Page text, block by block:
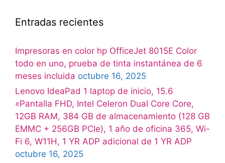
Entradas recientes
Impresoras en color hp OfficeJet 8015E Color
todo en uno, prueba de tinta instantánea de 6
meses incluida octubre 16, 2025
Lenovo IdeaPad 1 laptop de inicio, 15.6
«Pantalla FHD, Intel Celeron Dual Core Core,
12GB RAM, 384 GB de almacenamiento (128 GB
EMMC + 256GB PCIe), 1 año de oficina 365, Wi-
Fi 6, W11H, 1 YR ADP adicional de 1 YR ADP
octubre 16, 2025